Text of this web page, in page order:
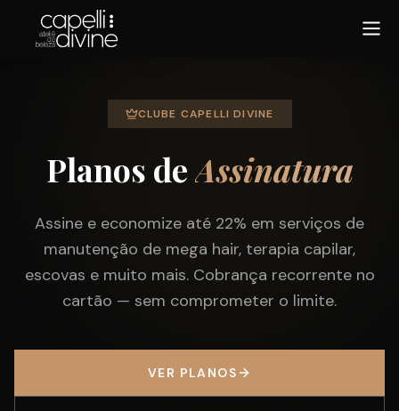
CLUBE CAPELLI DIVINE
Planos deAssinatura
Assine e economize até 22% em serviços de
manutenção de mega hair, terapia capilar,
escovas e muito mais. Cobrança recorrente no
cartão — sem comprometer o limite.
VER PLANOS